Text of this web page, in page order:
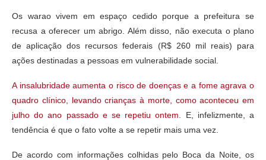
Os warao vivem em espaço cedido porque a prefeitura se
recusa a oferecer um abrigo. Além disso, não executa o plano
de aplicação dos recursos federais (R$ 260 mil reais) para
ações destinadas a pessoas em vulnerabilidade social.
A insalubridade aumenta o risco de doenças e a fome agrava o
quadro clínico, levando crianças à morte, como aconteceu em
julho do ano passado e se repetiu ontem . E, infelizmente, a
tendência é que o fato volte a se repetir mais uma vez.
De acordo com informações colhidas pelo Boca da Noite, os